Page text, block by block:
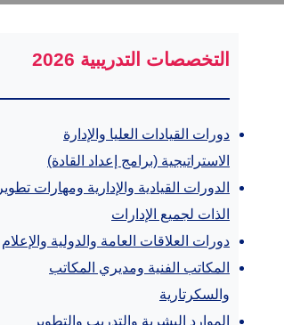
التخصصات التدريبية 2026
دورات القيادات العليا والإدارة
الاستراتيجية (برامج إعداد القادة)
الدورات القيادية والإدارية ومهارات تطوير
الذات لجميع الإدارات
دورات العلاقات العامة والدولية والإعلام
المكاتب الفنية ومديري المكاتب
والسكرتارية
الموارد البشرية والتدريب والتطوير